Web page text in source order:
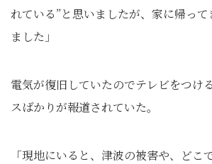
れている”と思いましたが、家に帰っ
ました」
電気が復旧していたのでテレビをつけ
スばかりが報道されていた。
「現地にいると、津波の被害や、どこ